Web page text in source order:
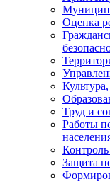
Оценка
Труд и
Работы
Защита